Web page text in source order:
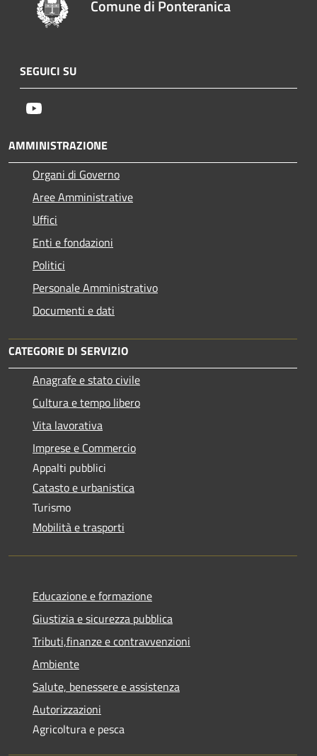
Comune di Ponteranica
SEGUICI SU
AMMINISTRAZIONE
Organi di Governo
Aree Amministrative
Uffici
Enti e fondazioni
Politici
Personale Amministrativo
Documenti e dati
CATEGORIE DI SERVIZIO
Anagrafe e stato civile
Cultura e tempo libero
Vita lavorativa
Imprese e Commercio
Appalti pubblici
Catasto e urbanistica
Turismo
Mobilità e trasporti
Educazione e formazione
Giustizia e sicurezza pubblica
Tributi,finanze e contravvenzioni
Ambiente
Salute, benessere e assistenza
Autorizzazioni
Agricoltura e pesca